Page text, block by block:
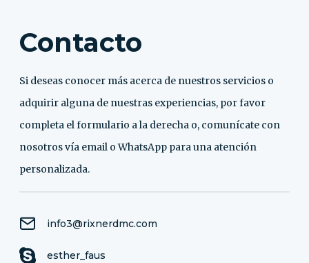
Contacto
Si deseas conocer más acerca de nuestros servicios o
adquirir alguna de nuestras experiencias, por favor
completa el formulario a la derecha o, comunícate con
nosotros vía email o WhatsApp para una atención
personalizada.
info3@rixnerdmc.com
esther_faus